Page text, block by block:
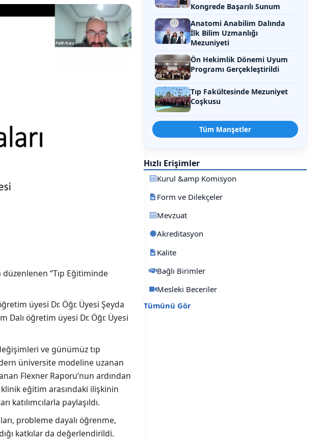
“Tıp Eğitiminde
üyesi Dr. Öğr. Üyesi Şeyda
Dalı öğretim üyesi Dr. Öğr. Üyesi
ve günümüz tıp
üniversite modeline uzanan
Flexner Raporu’nun ardından
eğitim arasındaki ilişkinin
paylaşıldı.
probleme dayalı öğrenme,
katkılar da değerlendirildi.
Kongrede Başarılı Sunum
Anatomi Anabilim Dalında
İlk Bilim Uzmanlığı
Mezuniyeti
Ön Hekimlik Dönemi Uyum
Programı Gerçekleştirildi
Tıp Fakültesinde Mezuniyet
Coşkusu
Tüm Manşetler
Hızlı Erişimler
Kurul &amp Komisyon
Form ve Dilekçeler
Mevzuat
Akreditasyon
Kalite
Bağlı Birimler
Mesleki Beceriler
Tümünü Gör